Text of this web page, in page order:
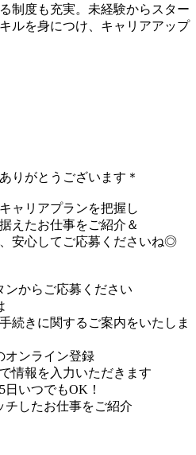
制度も充実。未経験からスター
ルを身につけ、キャリアアップ
りがとうございます＊
ャリアプランを把握し
えたお仕事をご紹介＆
安心してご応募くださいね◎
ンからご応募ください
続きに関するご案内をいたしま
オンライン登録
情報を入力いただきます
いつでもOK！
チしたお仕事をご紹介